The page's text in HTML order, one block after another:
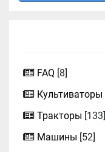
FAQ [8]
Культиваторы
Тракторы [133]
Машины [52]